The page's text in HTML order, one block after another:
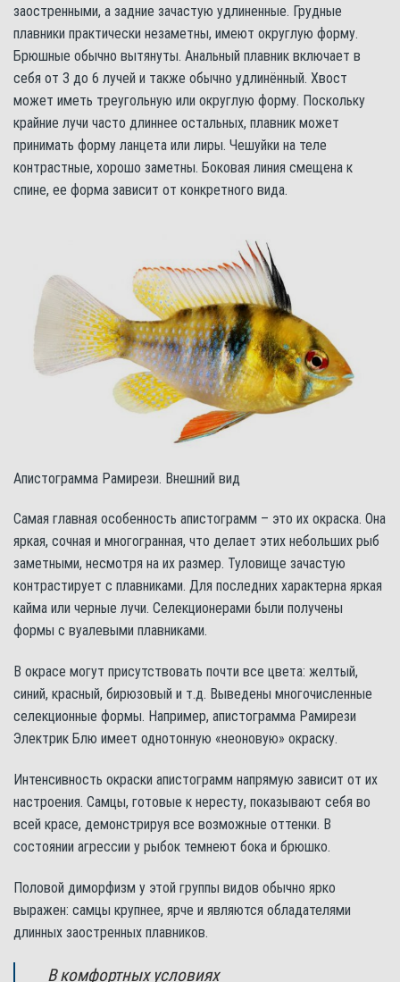
заостренными, а задние зачастую удлиненные. Грудные
плавники практически незаметны, имеют округлую форму.
Брюшные обычно вытянуты. Анальный плавник включает в
себя от 3 до 6 лучей и также обычно удлинённый. Хвост
может иметь треугольную или округлую форму. Поскольку
крайние лучи часто длиннее остальных, плавник может
принимать форму ланцета или лиры. Чешуйки на теле
контрастные, хорошо заметны. Боковая линия смещена к
спине, ее форма зависит от конкретного вида.
Апистограмма Рамирези. Внешний вид
Самая главная особенность апистограмм – это их окраска. Она
яркая, сочная и многогранная, что делает этих небольших рыб
заметными, несмотря на их размер. Туловище зачастую
контрастирует с плавниками. Для последних характерна яркая
кайма или черные лучи. Селекционерами были получены
формы с вуалевыми плавниками.
В окрасе могут присутствовать почти все цвета: желтый,
синий, красный, бирюзовый и т.д. Выведены многочисленные
селекционные формы. Например, апистограмма Рамирези
Электрик Блю имеет однотонную «неоновую» окраску.
Интенсивность окраски апистограмм напрямую зависит от их
настроения. Самцы, готовые к нересту, показывают себя во
всей красе, демонстрируя все возможные оттенки. В
состоянии агрессии у рыбок темнеют бока и брюшко.
Половой диморфизм у этой группы видов обычно ярко
выражен: самцы крупнее, ярче и являются обладателями
длинных заостренных плавников.
В комфортных условиях